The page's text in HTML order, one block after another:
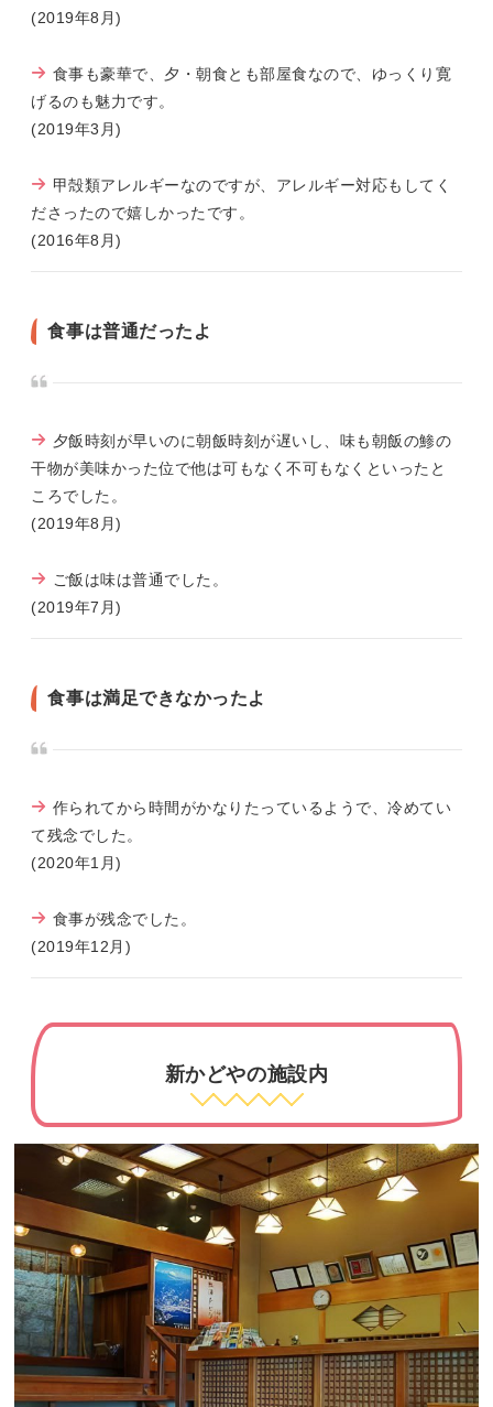
(2019年8月)
食事も豪華で、夕・朝食とも部屋食なので、ゆっくり寛
げるのも魅力です。
(2019年3月)
甲殻類アレルギーなのですが、アレルギー対応もしてく
ださったので嬉しかったです。
(2016年8月)
食事は普通だったよ
夕飯時刻が早いのに朝飯時刻が遅いし、味も朝飯の鯵の
干物が美味かった位で他は可もなく不可もなくといったと
ころでした。
(2019年8月)
ご飯は味は普通でした。
(2019年7月)
食事は満足できなかったよ
作られてから時間がかなりたっているようで、冷めてい
て残念でした。
(2020年1月)
食事が残念でした。
(2019年12月)
新かどやの施設内